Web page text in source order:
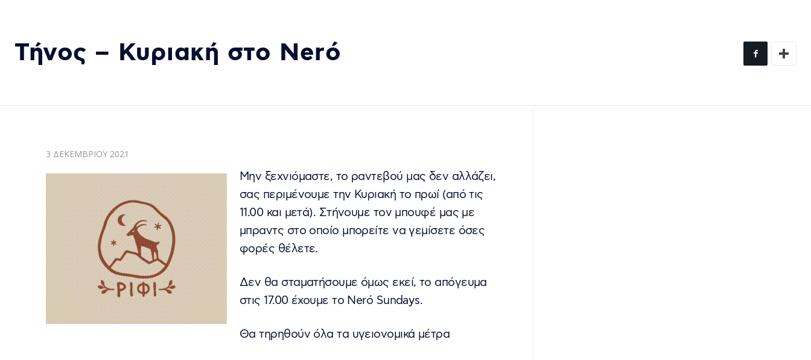
Τήνος – Κυριακή στο Nerό
3 ΔΕΚΕΜΒΡΊΟΥ 2021
Μην ξεχνιόμαστε, το ραντεβού μας δεν αλλάζει,
σας περιμένουμε την Κυριακή το πρωί (από τις
11.00 και μετά). Στήνουμε τον μπουφέ μας με
μπραντς στο οποίο μπορείτε να γεμίσετε όσες
φορές θέλετε.
Δεν θα σταματήσουμε όμως εκεί, το απόγευμα
στις 17.00 έχουμε το Nerό Sundays.
Θα τηρηθούν όλα τα υγειονομικά μέτρα